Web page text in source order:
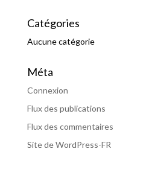
Catégories
Aucune catégorie
Méta
Connexion
Flux des publications
Flux des commentaires
Site de WordPress-FR